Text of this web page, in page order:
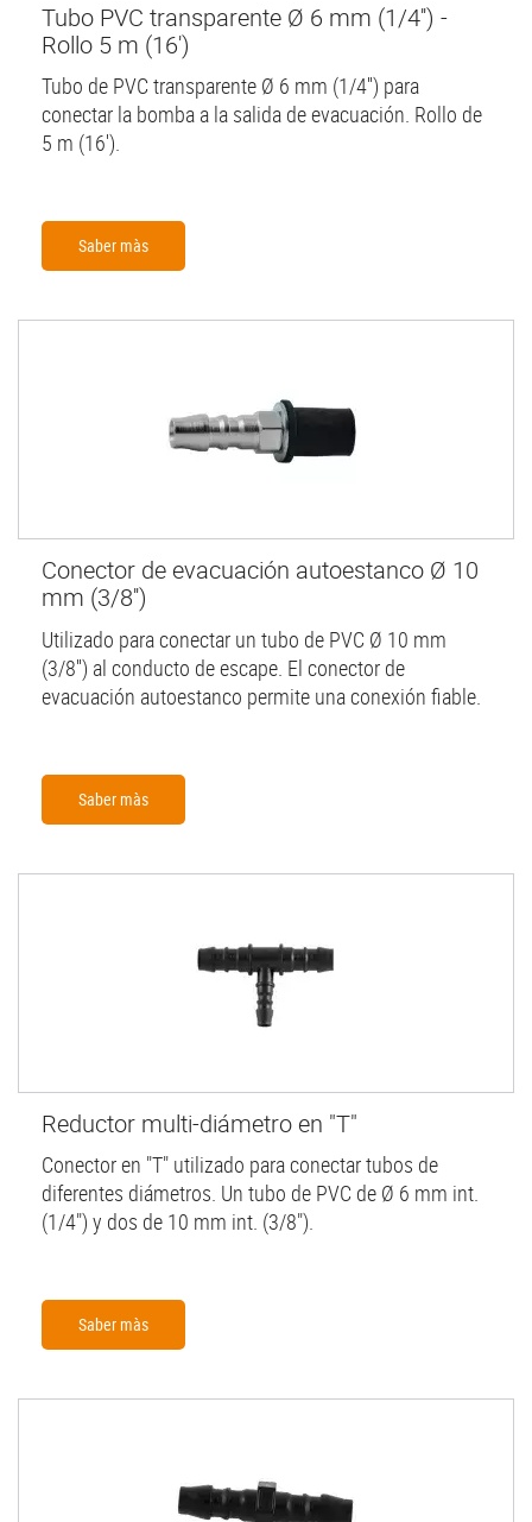
Tubo PVC transparente Ø 6 mm (1/4'') -
Rollo 5 m (16')
Tubo de PVC transparente Ø 6 mm (1/4'') para
conectar la bomba a la salida de evacuación. Rollo de
5 m (16').
Saber màs
Conector de evacuación autoestanco Ø 10
mm (3/8'')
Utilizado para conectar un tubo de PVC Ø 10 mm
(3/8'') al conducto de escape. El conector de
evacuación autoestanco permite una conexión fiable.
Saber màs
Reductor multi-diámetro en "T"
Conector en "T" utilizado para conectar tubos de
diferentes diámetros. Un tubo de PVC de Ø 6 mm int.
(1/4") y dos de 10 mm int. (3/8").
Saber màs